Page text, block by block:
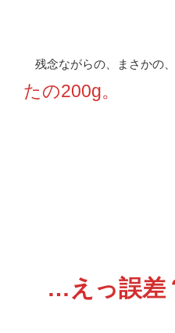
残念ながらの、まさかの
たの200g。
…えっ誤差